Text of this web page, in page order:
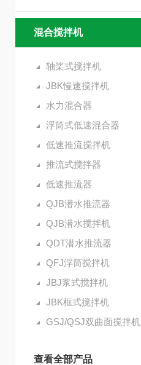
混合搅拌机
轴桨式搅拌机
JBK慢速搅拌机
水力混合器
浮筒式低速混合器
低速推流搅拌机
推流式搅拌器
低速推流器
QJB潜水推流器
QJB潜水搅拌机
QDT潜水推流器
QFJ浮筒搅拌机
JBJ浆式搅拌机
JBK框式搅拌机
GSJ/QSJ双曲面搅拌机
查看全部产品